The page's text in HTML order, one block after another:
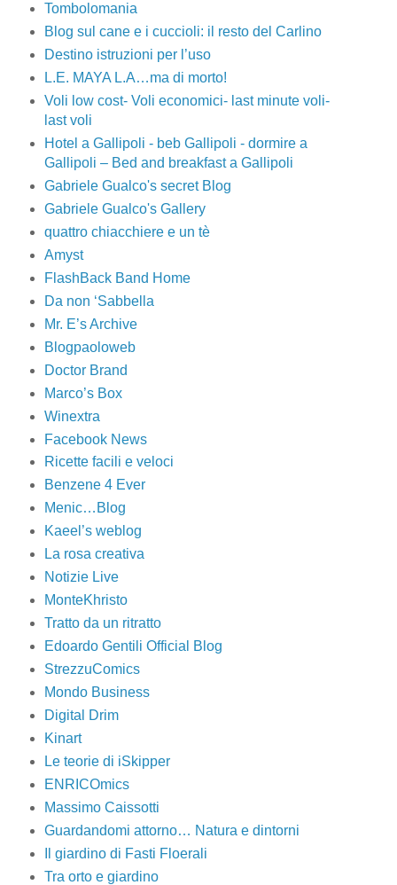
Tombolomania
Blog sul cane e i cuccioli: il resto del Carlino
Destino istruzioni per l’uso
L.E. MAYA L.A…ma di morto!
Voli low cost- Voli economici- last minute voli-
last voli
Hotel a Gallipoli - beb Gallipoli - dormire a
Gallipoli – Bed and breakfast a Gallipoli
Gabriele Gualco's secret Blog
Gabriele Gualco's Gallery
quattro chiacchiere e un tè
Amyst
FlashBack Band Home
Da non ‘Sabbella
Mr. E’s Archive
Blogpaoloweb
Doctor Brand
Marco’s Box
Winextra
Facebook News
Ricette facili e veloci
Benzene 4 Ever
Menic…Blog
Kaeel’s weblog
La rosa creativa
Notizie Live
MonteKhristo
Tratto da un ritratto
Edoardo Gentili Official Blog
StrezzuComics
Mondo Business
Digital Drim
Kinart
Le teorie di iSkipper
ENRICOmics
Massimo Caissotti
Guardandomi attorno… Natura e dintorni
Il giardino di Fasti Floerali
Tra orto e giardino